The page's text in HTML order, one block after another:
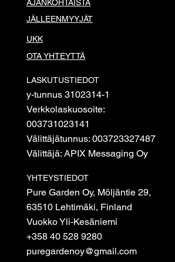
AJANKOHTAISTA
JÄLLEENMYYJÄT
UKK
OTA YHTEYTTÄ
LASKUTUSTIEDOT
y-tunnus 3102314-1
Verkkolaskuosoite:
003731023141
Välittäjätunnus: 003723327487
Välittäjä: APIX Messaging Oy
YHTEYSTIEDOT
Pure Garden Oy, Möljäntie 29,
63510 Lehtimäki, Finland
Vuokko Yli-Kesäniemi
+358 40 528 9280
puregardenoy@gmail.com